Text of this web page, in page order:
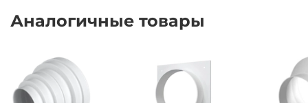
Аналогичные товары